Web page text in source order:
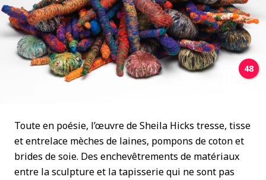
48
Toute en poésie, l’œuvre de Sheila Hicks tresse, tisse
et entrelace mèches de laines, pompons de coton et
brides de soie. Des enchevêtrements de matériaux
entre la sculpture et la tapisserie qui ne sont pas